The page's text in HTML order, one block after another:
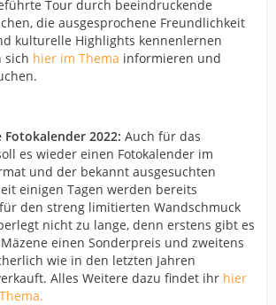
Tour durch beeindruckende
die ausgesprochene Freundlichkeit
kulturelle Highlights kennenlernen
sich hier im Thema informieren und
Fotokalender 2022: Auch für das
es wieder einen Fotokalender im
und der bekannt ausgesuchten
einigen Tagen werden bereits
den streng limitierten Wandschmuck
nicht zu lange, denn erstens gibt es
einen Sonderpreis und zweitens
wie in den letzten Jahren
Alles Weitere dazu findet ihr hier